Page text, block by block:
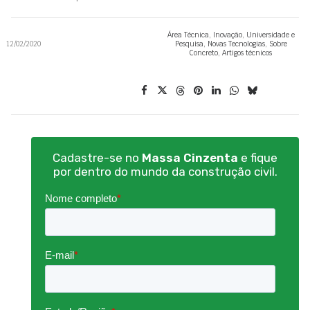
12/02/2020
Área Técnica, Inovação, Universidade e
Pesquisa, Novas Tecnologias, Sobre
Concreto, Artigos técnicos
Cadastre-se no Massa Cinzenta e fique
por dentro do mundo da construção civil.